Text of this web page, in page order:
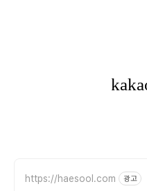
https://haesool.com 광고